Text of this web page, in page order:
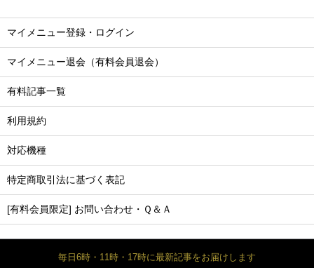
マイメニュー登録・ログイン
マイメニュー退会（有料会員退会）
有料記事一覧
利用規約
対応機種
特定商取引法に基づく表記
[有料会員限定] お問い合わせ・Ｑ＆Ａ
毎日6時・11時・17時に最新記事をお届けします